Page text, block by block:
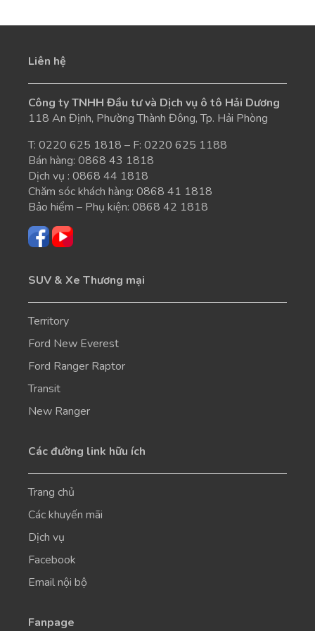
Liên hệ
Công ty TNHH Đầu tư và Dịch vụ ô tô Hải Dương
118 An Định, Phường Thành Đông, Tp. Hải Phòng
T: 0220 625 1818 – F: 0220 625 1188
Bán hàng: 0868 43 1818
Dịch vụ : 0868 44 1818
Chăm sóc khách hàng: 0868 41 1818
Bảo hiểm – Phụ kiện: 0868 42 1818
SUV & Xe Thương mại
Territory
Ford New Everest
Ford Ranger Raptor
Transit
New Ranger
Các đường link hữu ích
Trang chủ
Các khuyến mãi
Dịch vụ
Facebook
Email nội bộ
Fanpage